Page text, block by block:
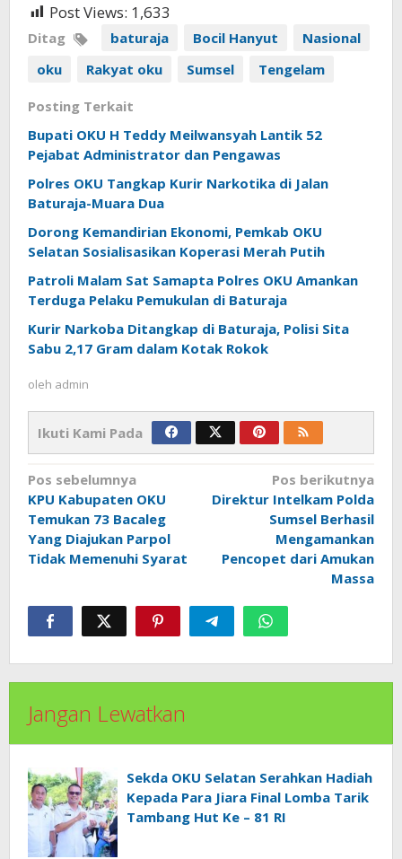
Post Views: 1,633
Ditag baturaja Bocil Hanyut
Nasional
oku
Rakyat oku Sumsel Tengelam
Posting Terkait
Bupati OKU H Teddy Meilwansyah Lantik 52
Pejabat Administrator dan Pengawas
Polres OKU Tangkap Kurir Narkotika di Jalan
Baturaja-Muara Dua
Dorong Kemandirian Ekonomi, Pemkab OKU
Selatan Sosialisasikan Koperasi Merah Putih
Patroli Malam Sat Samapta Polres OKU Amankan
Terduga Pelaku Pemukulan di Baturaja
Kurir Narkoba Ditangkap di Baturaja, Polisi Sita
Sabu 2,17 Gram dalam Kotak Rokok
oleh admin
Ikuti Kami Pada
Navigasi
pos
Pos sebelumnya
KPU Kabupaten OKU
Temukan 73 Bacaleg
Yang Diajukan Parpol
Tidak Memenuhi Syarat
Pos berikutnya
Direktur Intelkam Polda
Sumsel Berhasil
Mengamankan
Pencopet dari Amukan
Massa
Jangan Lewatkan
Sekda OKU Selatan Serahkan Hadiah
Kepada Para Jiara Final Lomba Tarik
Tambang Hut Ke – 81 RI